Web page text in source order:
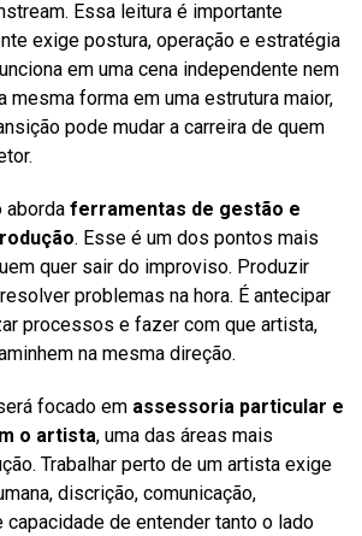
Essa leitura é importante
exige postura, operação e estratégia
em uma cena independente nem
mesma forma em uma estrutura maior,
pode mudar a carreira de quem
aborda ferramentas de gestão e
. Esse é um dos pontos mais
quer sair do improviso. Produzir
problemas na hora. É antecipar
processos e fazer com que artista,
na mesma direção.
focado em assessoria particular e
o artista, uma das áreas mais
Trabalhar perto de um artista exige
discrição, comunicação,
de entender tanto o lado